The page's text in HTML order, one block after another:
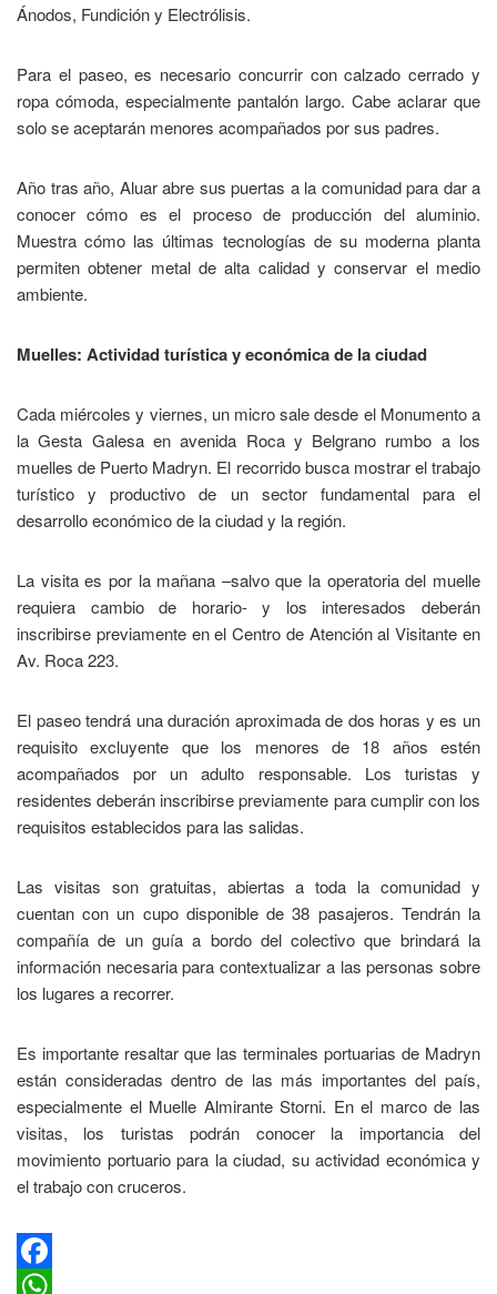
Ánodos, Fundición y Electrólisis.
Para el paseo, es necesario concurrir con calzado cerrado y
ropa cómoda, especialmente pantalón largo. Cabe aclarar que
solo se aceptarán menores acompañados por sus padres.
Año tras año, Aluar abre sus puertas a la comunidad para dar a
conocer cómo es el proceso de producción del aluminio.
Muestra cómo las últimas tecnologías de su moderna planta
permiten obtener metal de alta calidad y conservar el medio
ambiente.
Muelles: Actividad turística y económica de la ciudad
Cada miércoles y viernes, un micro sale desde el Monumento a
la Gesta Galesa en avenida Roca y Belgrano rumbo a los
muelles de Puerto Madryn. El recorrido busca mostrar el trabajo
turístico y productivo de un sector fundamental para el
desarrollo económico de la ciudad y la región.
La visita es por la mañana –salvo que la operatoria del muelle
requiera cambio de horario- y los interesados deberán
inscribirse previamente en el Centro de Atención al Visitante en
Av. Roca 223.
El paseo tendrá una duración aproximada de dos horas y es un
requisito excluyente que los menores de 18 años estén
acompañados por un adulto responsable. Los turistas y
residentes deberán inscribirse previamente para cumplir con los
requisitos establecidos para las salidas.
Las visitas son gratuitas, abiertas a toda la comunidad y
cuentan con un cupo disponible de 38 pasajeros. Tendrán la
compañía de un guía a bordo del colectivo que brindará la
información necesaria para contextualizar a las personas sobre
los lugares a recorrer.
Es importante resaltar que las terminales portuarias de Madryn
están consideradas dentro de las más importantes del país,
especialmente el Muelle Almirante Storni. En el marco de las
visitas, los turistas podrán conocer la importancia del
movimiento portuario para la ciudad, su actividad económica y
el trabajo con cruceros.
Facebook